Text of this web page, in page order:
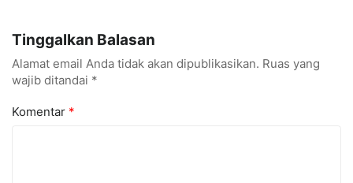
Digital
Tinggalkan Balasan
Alamat email Anda tidak akan dipublikasikan. Ruas yang
wajib ditandai *
Komentar *